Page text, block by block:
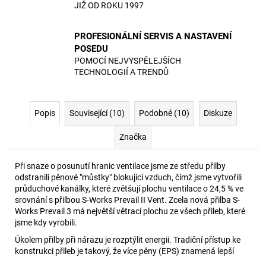
JIŽ OD ROKU 1997
PROFESIONÁLNÍ SERVIS A NASTAVENÍ
POSEDU
POMOCÍ NEJVYSPĚLEJŠÍCH
TECHNOLOGIÍ A TRENDŮ
Popis Související (10) Podobné (10) Diskuze
Značka
Při snaze o posunutí hranic ventilace jsme ze středu přilby
odstranili pěnové "můstky" blokující vzduch, čímž jsme vytvořili
průduchové kanálky, které zvětšují plochu ventilace o 24,5 % ve
srovnání s přilbou S-Works Prevail II Vent. Zcela nová přilba S-
Works Prevail 3 má největší větrací plochu ze všech přileb, které
jsme kdy vyrobili.
Úkolem přilby při nárazu je rozptýlit energii. Tradiční přístup ke
konstrukci přileb je takový, že více pěny (EPS) znamená lepší